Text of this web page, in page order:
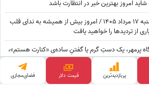
امروز بهترین خبر در انتظارت باشد
تعبیر خواب روزانه امروز شنبه 17 مرداد 1405 / امروز بیش از همیشه به ندای قلب
از تردیدها را خواهید یافت
پرمهر، یک دستِ گرم یا گفتنِ ساده‌ی «کنارت هستم»،
... / شنبه 17 مرداد 1405
کائنات پیام ویژه‌ای برات داره / پیام انگیزشی امروز شنبه 17 مرداد 1405 برای
پربازدید‌ترین قیمت دلار فضای‌مجازی